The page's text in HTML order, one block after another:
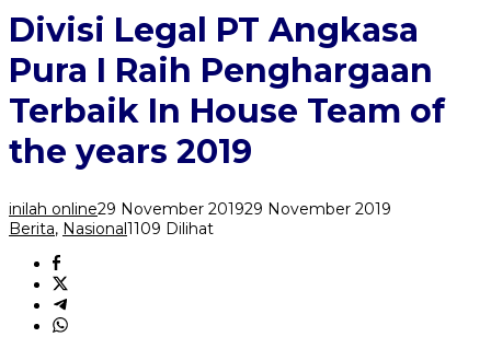
Angkasa
Pura
I
Raih
Penghargaan
Terbaik
In
Team
of
Divisi Legal PT Angkasa
Pura I Raih Penghargaan
Terbaik In House Team of
the years 2019
inilah online29 November 201929 November 2019
Berita, Nasional1109 Dilihat